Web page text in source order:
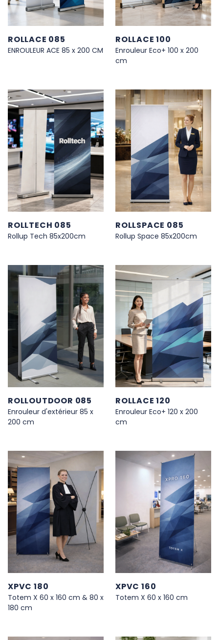
ROLLACE 085
ENROULEUR ACE 85 x 200 CM
ROLLACE 100
Enrouleur Eco+ 100 x 200
cm
ROLLTECH 085
Rollup Tech 85x200cm
ROLLSPACE 085
Rollup Space 85x200cm
ROLLOUTDOOR 085
Enrouleur d'extérieur 85 x
200 cm
ROLLACE 120
Enrouleur Eco+ 120 x 200
cm
XPVC 180
Totem X 60 x 160 cm & 80 x
180 cm
XPVC 160
Totem X 60 x 160 cm